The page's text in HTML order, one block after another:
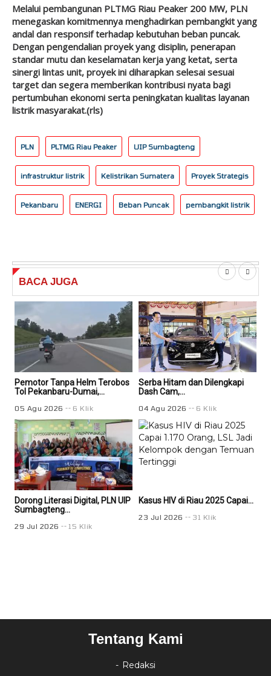
Melalui pembangunan PLTMG Riau Peaker 200 MW, PLN
menegaskan komitmennya menghadirkan pembangkit yang
andal dan responsif terhadap kebutuhan beban puncak.
Dengan pengendalian proyek yang disiplin, penerapan
standar mutu dan keselamatan kerja yang ketat, serta
sinergi lintas unit, proyek ini diharapkan selesai sesuai
target dan segera memberikan kontribusi nyata bagi
pertumbuhan ekonomi serta peningkatan kualitas layanan
listrik masyarakat.(rls)
PLN PLTMG Riau Peaker UIP Sumbagteng
infrastruktur listrik Kelistrikan Sumatera Proyek Strategis
Pekanbaru ENERGI Beban Puncak pembangkit listrik
BACA JUGA
Pemotor Tanpa Helm Terobos
Tol Pekanbaru-Dumai,...
05 Agu 2026 6 Klik
Serba Hitam dan Dilengkapi
Dash Cam,...
04 Agu 2026 6 Klik
Dorong Literasi Digital, PLN UIP
Sumbagteng...
29 Jul 2026 15 Klik
Kasus HIV di Riau 2025 Capai...
23 Jul 2026 31 Klik
Tentang Kami
Redaksi